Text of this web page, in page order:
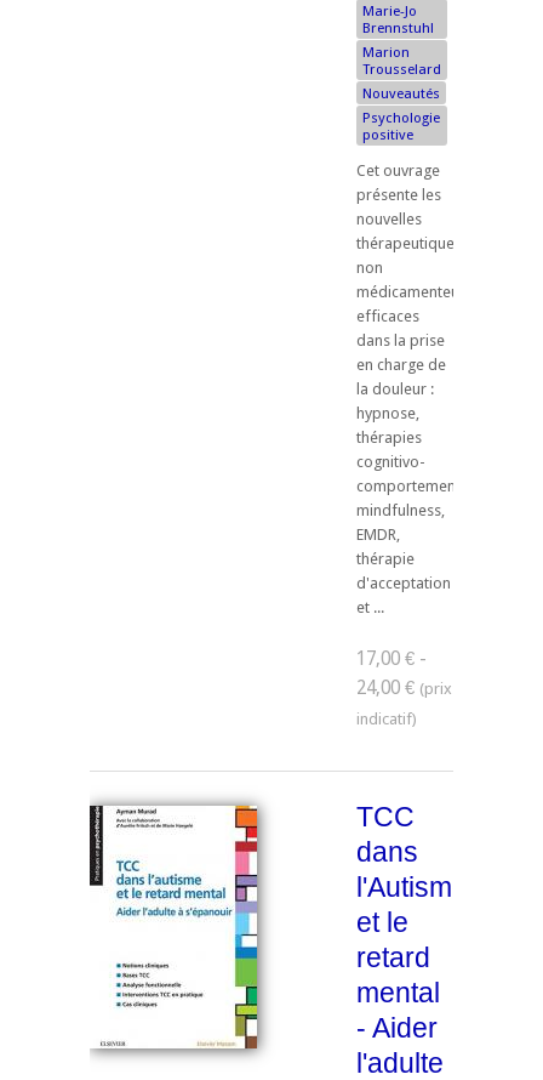
Marie-Jo
Brennstuhl
Marion
Trousselard
Nouveautés
Psychologie
positive
Cet ouvrage
présente les
nouvelles
thérapeutiques
non
médicamenteuses
efficaces
dans la prise
en charge de
la douleur :
hypnose,
thérapies
cognitivo-
comportementales,
mindfulness,
EMDR,
thérapie
d'acceptation
et ...
17,00 € -
24,00 €
TCC
dans
l'Autisme
et le
retard
mental
- Aider
l'adulte